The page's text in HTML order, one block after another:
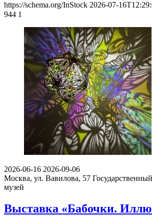
https://schema.org/InStock 2026-07-
944 1
2026-06-16 2026-09-06
Москва, ул. Вавилова, 57
музей
Выставка «Бабочки.